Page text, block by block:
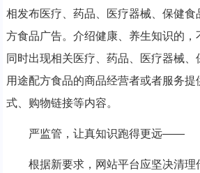
相发布医疗、药品、医疗器械、保健食
方食品广告。介绍健康、养生知识的，
同时出现相关医疗、药品、医疗器械
用途配方食品的商品经营者或者服务
式、购物链接等内容。
严监管，让真知识跑得更远——
根据新要求，网站平台应坚决清理